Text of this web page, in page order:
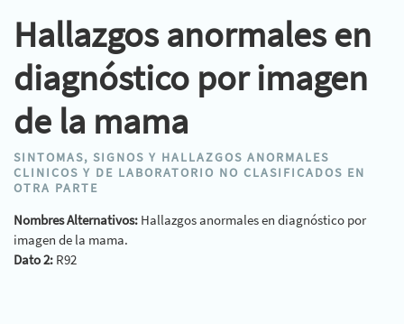
Hallazgos anormales en
diagnóstico por imagen
de la mama
SINTOMAS, SIGNOS Y HALLAZGOS ANORMALES
CLINICOS Y DE LABORATORIO NO CLASIFICADOS EN
OTRA PARTE
Nombres Alternativos: Hallazgos anormales en diagnóstico por
imagen de la mama.
Dato 2: R92